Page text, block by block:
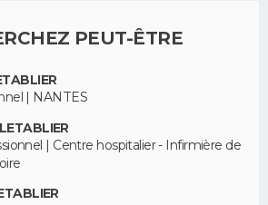
PEUT-ÊTRE
| NANTES
| Centre hospitalier - Infirmière de